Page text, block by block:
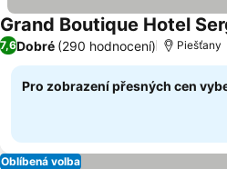
Grand Boutique Hotel
7,6Dobré (290 hodnocení) Piešťany
Pro zobrazení přesných cen
Oblíbená volba